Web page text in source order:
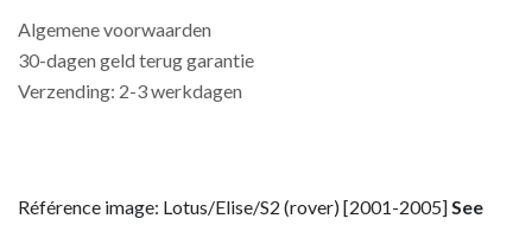
Algemene voorwaarden
30-dagen geld terug garantie
Verzending: 2-3 werkdagen
Référence image: Lotus/Elise/S2 (rover) [2001-2005]See